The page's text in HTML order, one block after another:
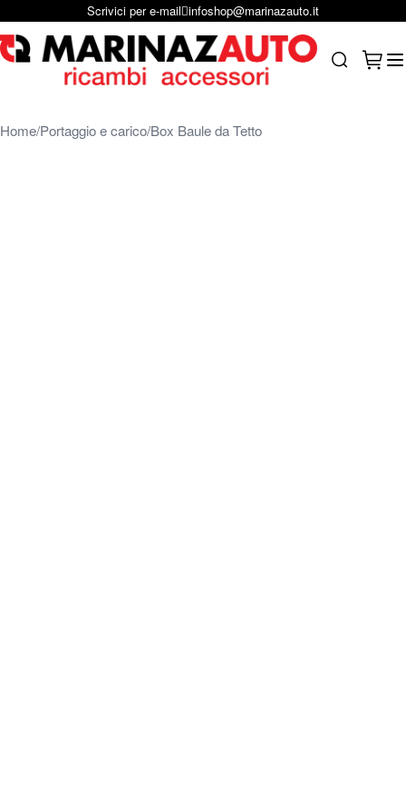
Salta al contenutoScrivici per e-mail infoshop@marinazauto.it
Home Portaggio e carico Box Baule da Tetto